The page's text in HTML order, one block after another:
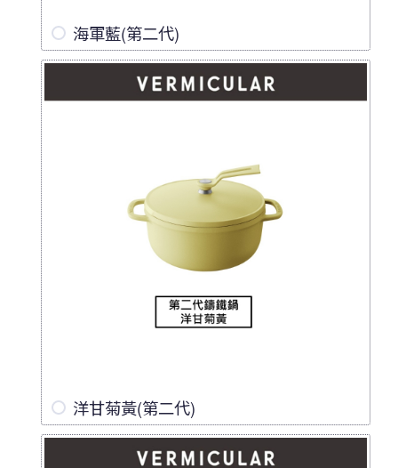
海軍藍(第二代)
洋甘菊黃(第二代)